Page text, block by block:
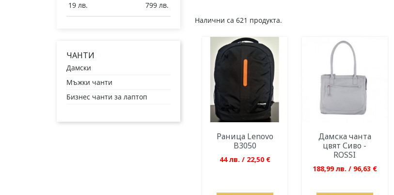
19 лв. 799 лв.
ЧАНТИ
Дамски
Мъжки чанти
Бизнес чанти за лаптоп
Налични са 621 продукта.
Раница Lenovo
B3050
44 лв. / 22,50 €
Дамска чанта
цвят Сиво -
ROSSI
188,99 лв. / 96,63 €